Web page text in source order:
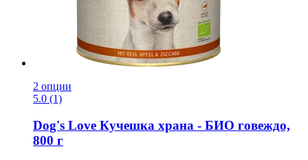
2 опции
5.0 (1)
Dog's Love Кучешка храна -​ БИО говеждо,
800 г